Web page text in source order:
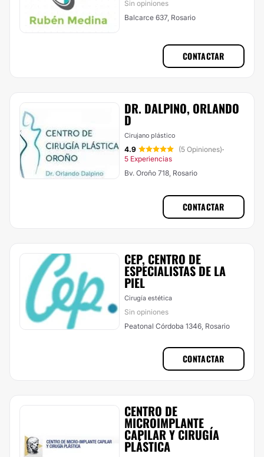
Sin opiniones
Balcarce 637, Rosario
CONTACTAR
DR. DALPINO, ORLANDO
D
Cirujano plástico
4.9 (5 Opiniones)·
5 Experiencias
Bv. Oroño 718, Rosario
CONTACTAR
CEP, CENTRO DE
ESPECIALISTAS DE LA
PIEL
Cirugía estética
Sin opiniones
Peatonal Córdoba 1346, Rosario
CONTACTAR
CENTRO DE
MICROIMPLANTE
CAPILAR Y CIRUGÍA
PLÁSTICA